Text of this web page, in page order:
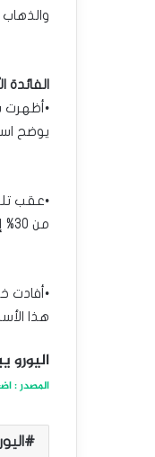
والذهاب
الفائدة
•أظهرت
يوضح
من 30% إلى 10%.
•أفادت
هذا
اليورو يبتعد عن
المصدر :